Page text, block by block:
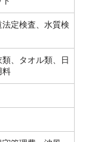
定検査、水質検
、タオル類、日
料